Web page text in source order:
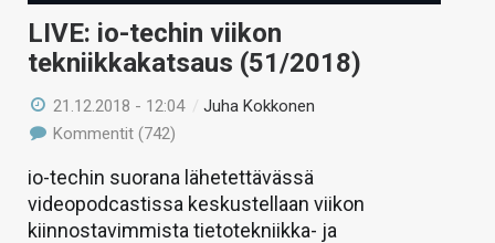
LIVE: io-techin viikon
tekniikkakatsaus (51/2018)
21.12.2018 - 12:04 /Juha Kokkonen
Kommentit (742)
io-techin suorana lähetettävässä
videopodcastissa keskustellaan viikon
kiinnostavimmista tietotekniikka- ja